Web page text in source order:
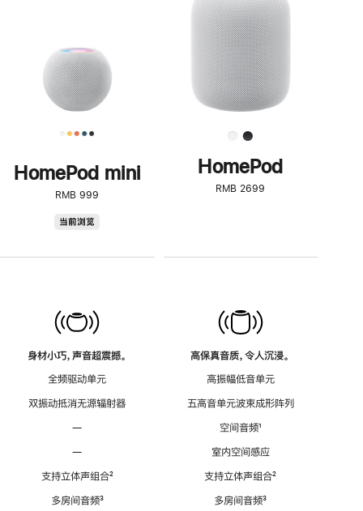
HomePod mini
RMB 999
当前浏览
身材小巧，声音超震撼。
全频驱动单元
双振动抵消无源辐射器
—
—
支持立体声组合脚
²
多房间音频脚
³
了
解
HomePod<
HomePod
RMB 2699
高保真音质，令人沉浸。
高振幅低音单元
五高音单元波束成形阵列
空间音频脚
¹
室内空间感应
支持立体声组合脚
²
多房间音频脚
³